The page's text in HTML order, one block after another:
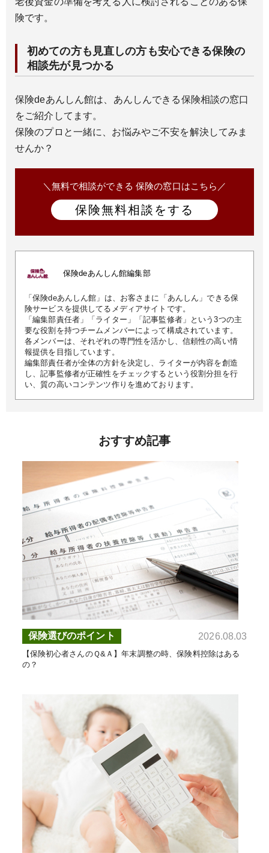
険です。
初めての方も見直しの方も安心できる保険の
相談先が見つかる
保険deあんしん館は、あんしんできる保険相談の窓口
をご紹介してます。
保険のプロと一緒に、お悩みやご不安を解決してみま
せんか？
＼無料で相談ができる 保険の窓口はこちら／
保険無料相談をする
保険deあんしん館編集部
「保険deあんしん館」は、お客さまに「あんしん」できる保
険サービスを提供してるメディアサイトです。
「編集部責任者」「ライター」「記事監修者」という3つの主
要な役割を持つチームメンバーによって構成されています。
各メンバーは、それぞれの専門性を活かし、信頼性の高い情
報提供を目指しています。
編集部責任者が全体の方針を決定し、ライターが内容を創造
し、記事監修者が正確性をチェックするという役割分担を行
い、質の高いコンテンツ作りを進めております。
おすすめ記事
保険選びのポイント 2026.08.03
【保険初心者さんのＱ&Ａ】年末調整の時、保険料控除はある
の？